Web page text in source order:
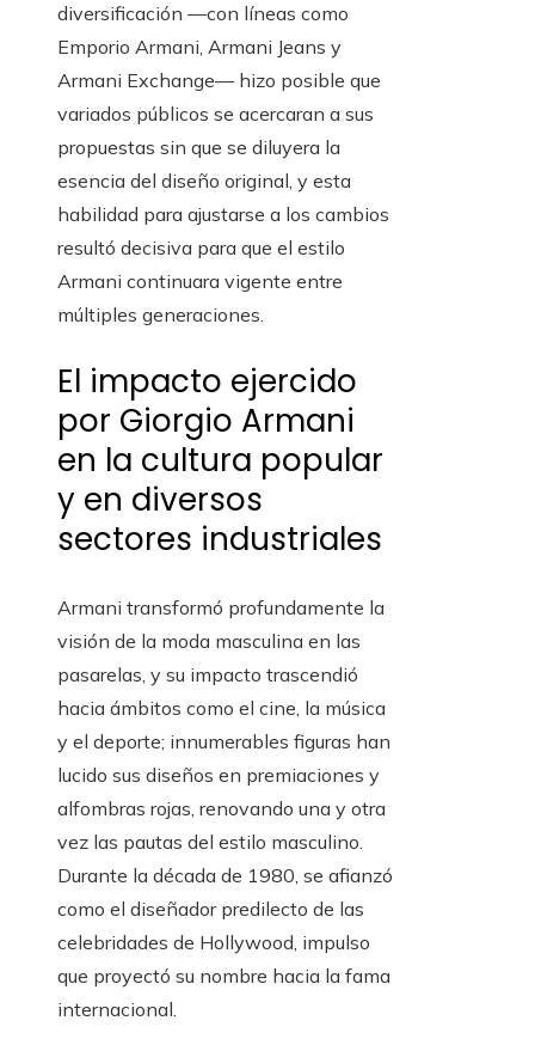
diversificación —con líneas como
Emporio Armani, Armani Jeans y
Armani Exchange— hizo posible que
variados públicos se acercaran a sus
propuestas sin que se diluyera la
esencia del diseño original, y esta
habilidad para ajustarse a los cambios
resultó decisiva para que el estilo
Armani continuara vigente entre
múltiples generaciones.
El impacto ejercido
por Giorgio Armani
en la cultura popular
y en diversos
sectores industriales
Armani transformó profundamente la
visión de la moda masculina en las
pasarelas, y su impacto trascendió
hacia ámbitos como el cine, la música
y el deporte; innumerables figuras han
lucido sus diseños en premiaciones y
alfombras rojas, renovando una y otra
vez las pautas del estilo masculino.
Durante la década de 1980, se afianzó
como el diseñador predilecto de las
celebridades de Hollywood, impulso
que proyectó su nombre hacia la fama
internacional.